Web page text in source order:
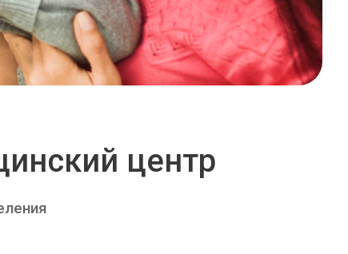
центр